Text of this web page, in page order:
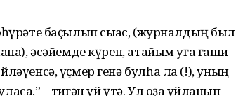
баҫылып сыҡҡас, (журналдың был
әсәйемде күреп, атайым уға ғашиҡ
үҫмер генә булһа ла (!), уның
– тигән уй үтә. Ул оҙаҡ уйланып